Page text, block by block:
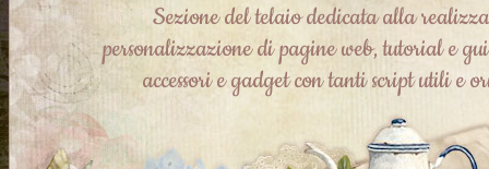
Sezione del telaio dedicata alla
personalizzazione di pagine web, tutorial e
accessori e gadget con tanti script utili e